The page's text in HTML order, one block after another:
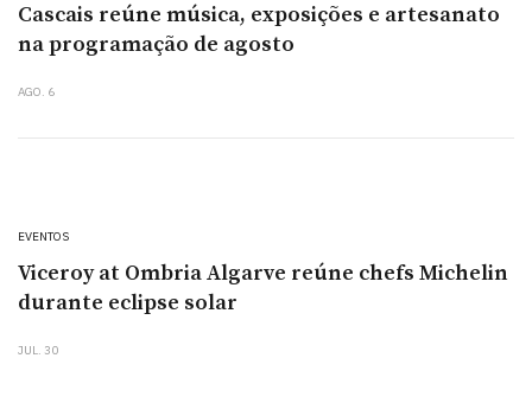
Cascais reúne música, exposições e artesanato
na programação de agosto
AGO. 6
EVENTOS
Viceroy at Ombria Algarve reúne chefs Michelin
durante eclipse solar
JUL. 30